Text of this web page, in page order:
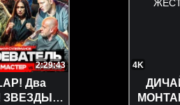
2:29:43
Два
ЗВЕЗДЫ
4K